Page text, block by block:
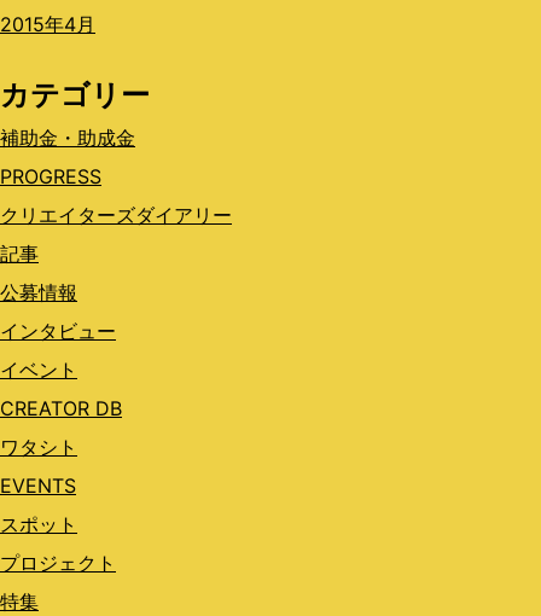
2015年4月
カテゴリー
補助金・助成金
PROGRESS
クリエイターズダイアリー
記事
公募情報
インタビュー
イベント
CREATOR DB
ワタシト
EVENTS
スポット
プロジェクト
特集